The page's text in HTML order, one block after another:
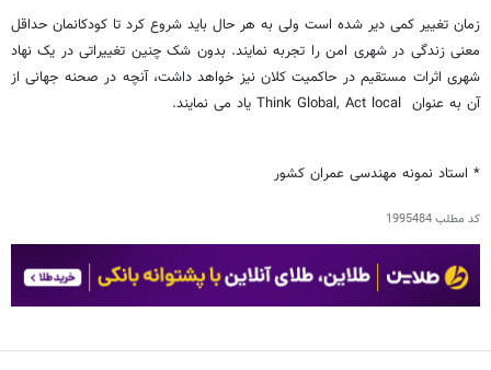
زمان تغییر کمی دیر شده است ولی به هر حال باید شروع کرد تا کودکانمان حداقل
معنی زندگی در شهری امن را تجربه نمایند. بدون شک چنین تغییراتی در یک نهاد
شهری اثرات مستقیم در حاکمیت کلان نیز خواهد داشت، آنچه در صحنه جهانی از
آن به عنوان Think Global, Act local یاد می نمایند.
* استاد نمونه مهندسی عمران کشور
کد مطلب1995484